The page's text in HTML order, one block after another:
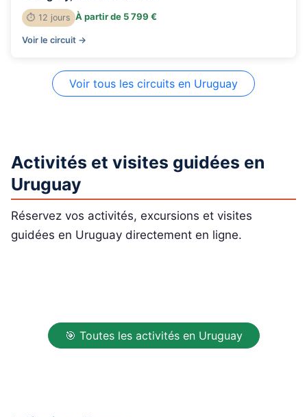
⏱ 12 jours À partir de 5 799 €
Voir le circuit →
Voir tous les circuits en Uruguay
Activités et visites guidées en
Uruguay
Réservez vos activités, excursions et visites
guidées en Uruguay directement en ligne.
🎯 Toutes les activités en Uruguay